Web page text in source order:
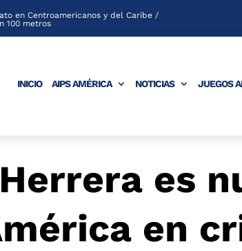
en Centroamericanos y del Caribe /
100 metros
INICIO AIPS AMÉRICA NOTICIAS JUEGOS
es
en